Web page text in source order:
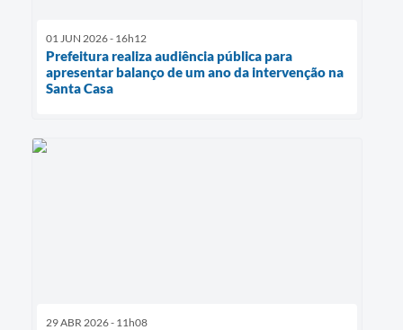
01 JUN 2026 - 16h12
Prefeitura realiza audiência pública para
apresentar balanço de um ano da intervenção na
Santa Casa
29 ABR 2026 - 11h08